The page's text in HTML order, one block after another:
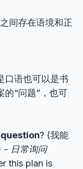
间存在语境和正
口语也可以是书
的“问题”，也可
question? (我能
- 日常询问
this plan is